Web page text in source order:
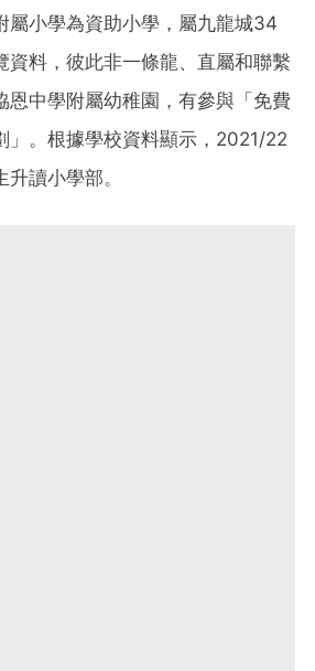
屬小學為資助小學，屬九龍城34
資料，彼此非一條龍、直屬和聯繫
恩中學附屬幼稚園，有參與「免費
」。根據學校資料顯示，2021/22
讀小學部。